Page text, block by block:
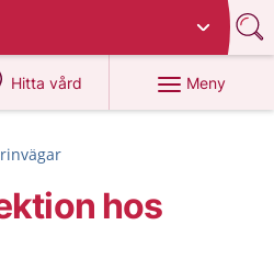
Hitta vård
på 1177.se
Meny
hos